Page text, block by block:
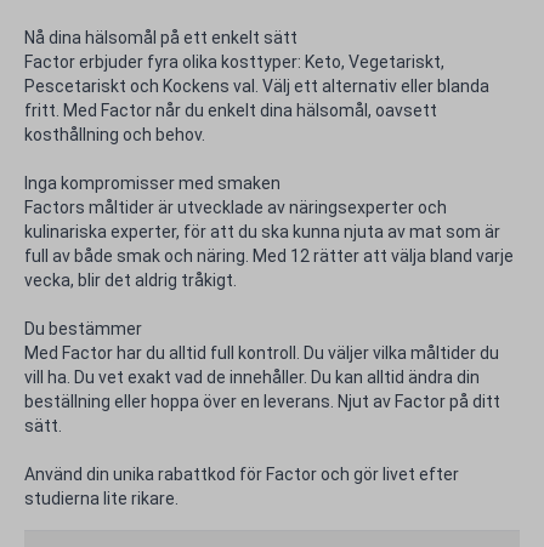
Nå dina hälsomål på ett enkelt sätt
Factor erbjuder fyra olika kosttyper: Keto, Vegetariskt,
Pescetariskt och Kockens val. Välj ett alternativ eller blanda
fritt. Med Factor når du enkelt dina hälsomål, oavsett
kosthållning och behov.
Inga kompromisser med smaken
Factors måltider är utvecklade av näringsexperter och
kulinariska experter, för att du ska kunna njuta av mat som är
full av både smak och näring. Med 12 rätter att välja bland varje
vecka, blir det aldrig tråkigt.
Du bestämmer
Med Factor har du alltid full kontroll. Du väljer vilka måltider du
vill ha. Du vet exakt vad de innehåller. Du kan alltid ändra din
beställning eller hoppa över en leverans. Njut av Factor på ditt
sätt.
Använd din unika rabattkod för Factor och gör livet efter
studierna lite rikare.